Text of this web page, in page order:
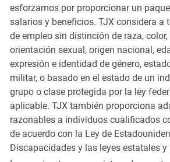
esforzamos por proporcionar un
salarios y beneficios. TJX considera a
de empleo sin distinción de raza, color,
orientación sexual, origen nacional,
expresión e identidad de género,
militar, o basado en el estado de un
grupo o clase protegida por la ley
aplicable. TJX también proporciona
razonables a individuos cualificados
de acuerdo con la Ley de
Discapacidades y las leyes estatales